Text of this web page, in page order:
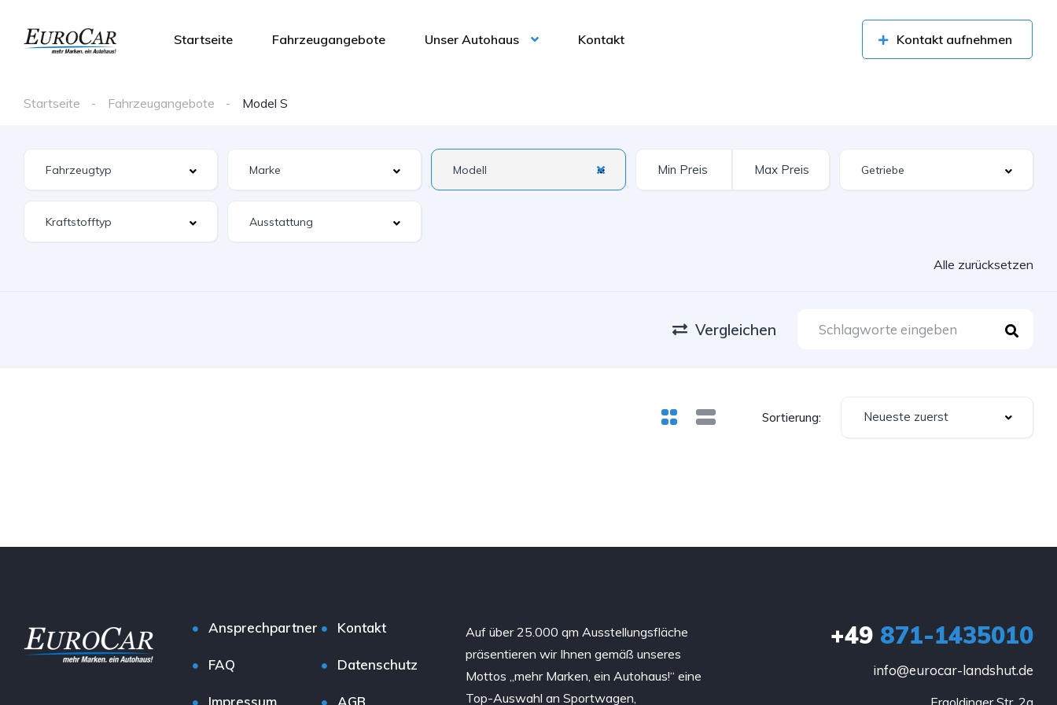
Startseite Fahrzeugangebote Unser Autohaus Kontakt Kontakt aufnehmen
Startseite Fahrzeugangebote Model S
Alle zurücksetzen
Vergleichen
Sortierung: Neueste zuerst
Ansprechpartner Kontakt
FAQ Datenschutz
Impressum AGB
Auf über 25.000 qm Ausstellungsfläche
präsentieren wir Ihnen gemäß unseres
Mottos „mehr Marken, ein Autohaus!“ eine
Top-Auswahl an Sportwagen,
+49871-1435010
info@eurocar-landshut.de
Ergoldinger Str. 2a